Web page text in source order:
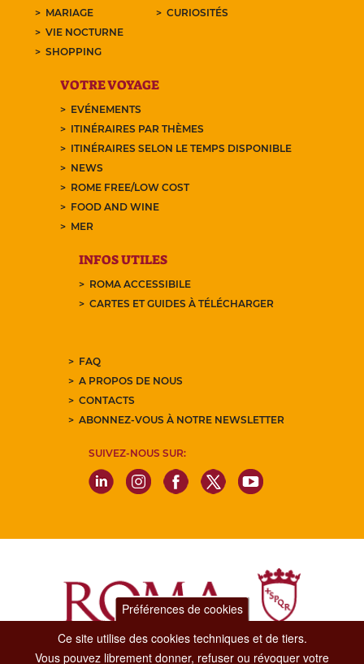
MARIAGE
VIE NOCTURNE
SHOPPING
CURIOSITÉS
VOTRE VOYAGE
EVÉNEMENTS
ITINÉRAIRES PAR THÈMES
ITINÉRAIRES SELON LE TEMPS DISPONIBLE
NEWS
ROME FREE/LOW COST
FOOD AND WINE
MER
INFOS UTILES
ROMA ACCESSIBILE
CARTES ET GUIDES À TÉLÉCHARGER
FAQ
A PROPOS DE NOUS
CONTACTS
ABONNEZ-VOUS À NOTRE NEWSLETTER
SUIVEZ-NOUS SUR:
Préférences de cookies
Ce site utilise des cookies techniques et de tiers.
Vous pouvez librement donner, refuser ou révoquer votre